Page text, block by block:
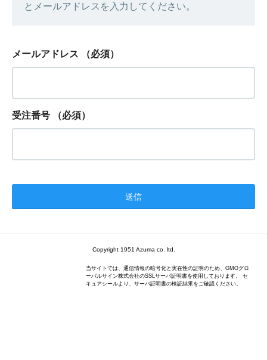
とメールアドレスを入力してください。
メールアドレス （必須）
受注番号 （必須）
Copyright 1951 Azuma co. ltd.
当サイトでは、通信情報の暗号化と実在性の証明のため、GMOグロ
ーバルサイン株式会社のSSLサーバ証明書を使用しております。 セ
キュアシールより、サーバ証明書の検証結果をご確認ください。